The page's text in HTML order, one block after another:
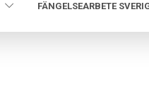
FÄNGELSEARBETE